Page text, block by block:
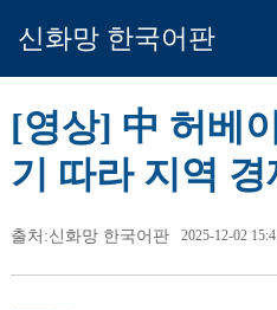
신화망 한국어판
[영상] 中 허베
기 따라 지역
출처:신화망 한국어판 2025-12-02